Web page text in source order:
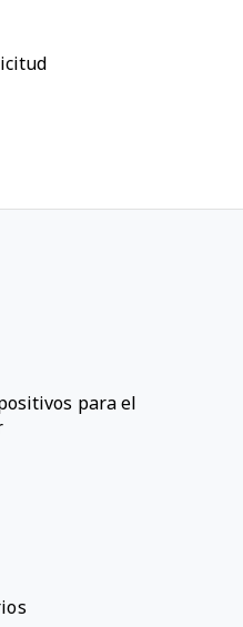
para el